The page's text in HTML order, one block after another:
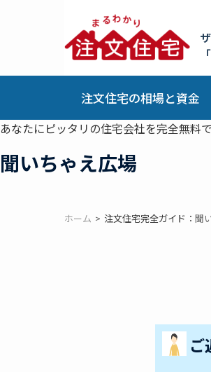
注文住宅の相場と資金
あなたにピッタリの住宅会社を完全無料
聞いちゃえ広場
ホーム 注文住宅完全ガイド： 聞
ご